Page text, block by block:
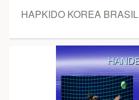
HAPKIDO KOREA BRASIL